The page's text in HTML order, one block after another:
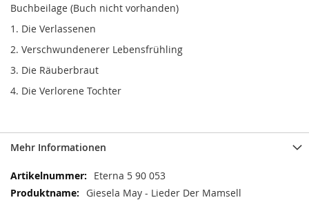
Buchbeilage (Buch nicht vorhanden)
1. Die Verlassenen
2. Verschwundenerer Lebensfrühling
3. Die Räuberbraut
4. Die Verlorene Tochter
Mehr Informationen
Mehr
Informationen
Eterna 5 90 053
Giesela May - Lieder Der Mamsell